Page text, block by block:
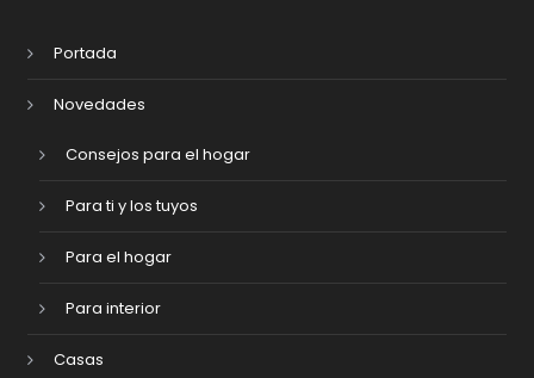
Portada
Novedades
Consejos para el hogar
Para ti y los tuyos
Para el hogar
Para interior
Casas